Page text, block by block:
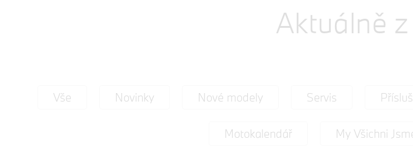
Aktuálně
Vše Novinky Nové modely Servis
Motokalendář My Všichni